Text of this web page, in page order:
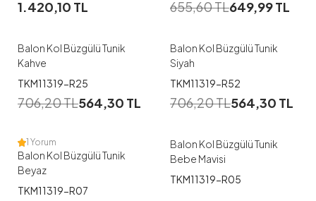
1.420,10 TL 655,60TL649,99TL
38 40 42
Balon Kol Büzgülü Tunik
Kahve
TKM11319-R25
706,20TL564,30 TL
40 42 44
Balon Kol Büzgülü Tunik
Siyah
TKM11319-R52
706,20TL564,30 TL
40 42 44
1 Yorum
Balon Kol Büzgülü Tunik
Beyaz
TKM11319-R07
38 40 42 44
Balon Kol Büzgülü Tunik
Bebe Mavisi
TKM11319-R05